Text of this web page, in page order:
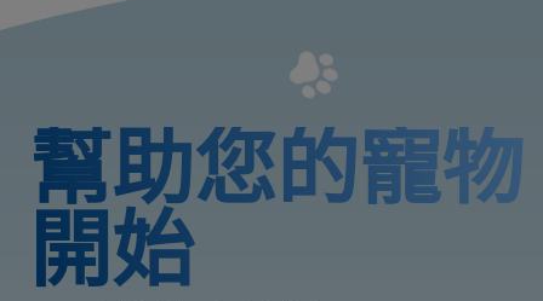
幫助您的寵物
開始